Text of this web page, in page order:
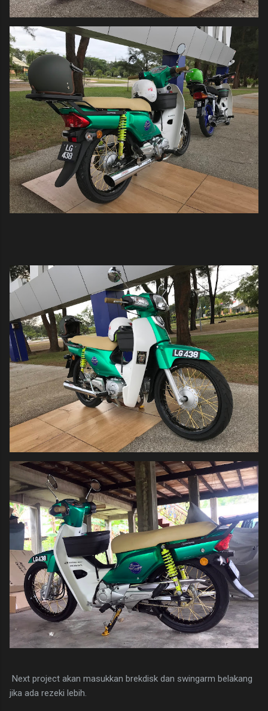
Next project akan masukkan brekdisk dan swingarm belakang
jika ada rezeki lebih.